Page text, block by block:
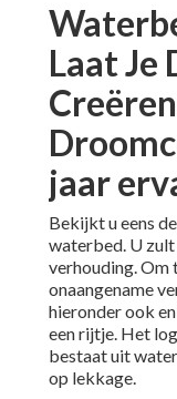
Laat Je
jaar
Bekijkt u eens
waterbed. U
verhouding. Om
onaangename
hieronder ook
een rijtje. Het
bestaat uit
op lekkage.